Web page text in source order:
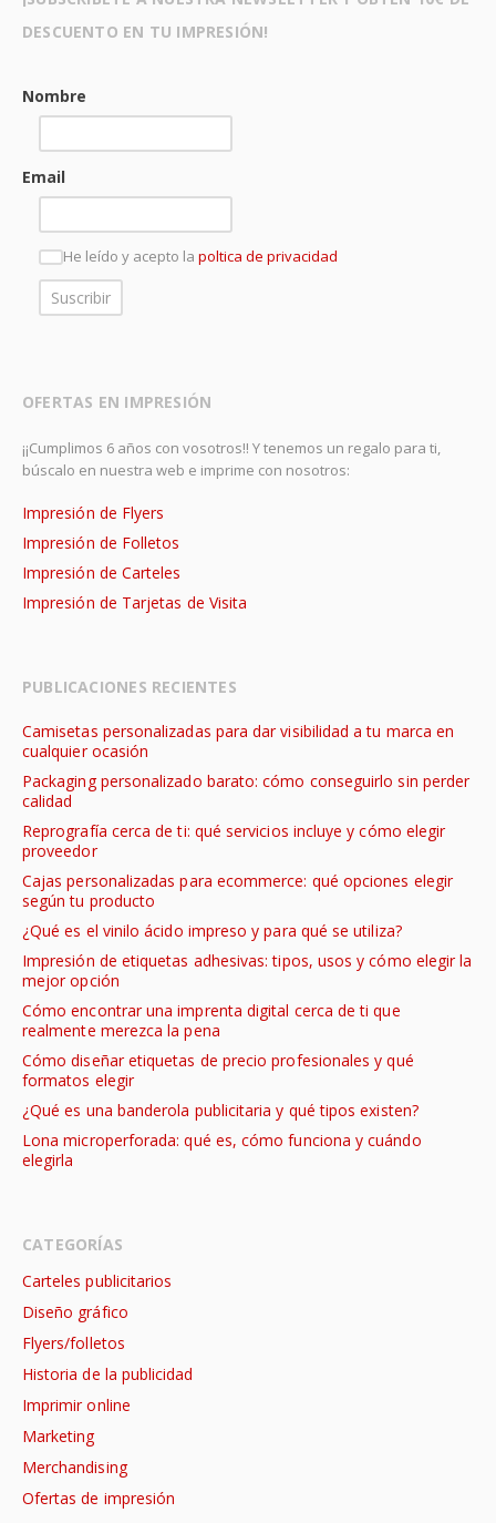
DESCUENTO EN TU IMPRESIÓN!
Nombre
Email
He leído y acepto la poltica de privacidad
OFERTAS EN IMPRESIÓN
¡¡Cumplimos 6 años con vosotros!! Y tenemos un regalo para ti,
búscalo en nuestra web e imprime con nosotros:
Impresión de Flyers
Impresión de Folletos
Impresión de Carteles
Impresión de Tarjetas de Visita
PUBLICACIONES RECIENTES
Camisetas personalizadas para dar visibilidad a tu marca en
cualquier ocasión
Packaging personalizado barato: cómo conseguirlo sin perder
calidad
Reprografía cerca de ti: qué servicios incluye y cómo elegir
proveedor
Cajas personalizadas para ecommerce: qué opciones elegir
según tu producto
¿Qué es el vinilo ácido impreso y para qué se utiliza?
Impresión de etiquetas adhesivas: tipos, usos y cómo elegir la
mejor opción
Cómo encontrar una imprenta digital cerca de ti que
realmente merezca la pena
Cómo diseñar etiquetas de precio profesionales y qué
formatos elegir
¿Qué es una banderola publicitaria y qué tipos existen?
Lona microperforada: qué es, cómo funciona y cuándo
elegirla
CATEGORÍAS
Carteles publicitarios
Diseño gráfico
Flyers/folletos
Historia de la publicidad
Imprimir online
Marketing
Merchandising
Ofertas de impresión